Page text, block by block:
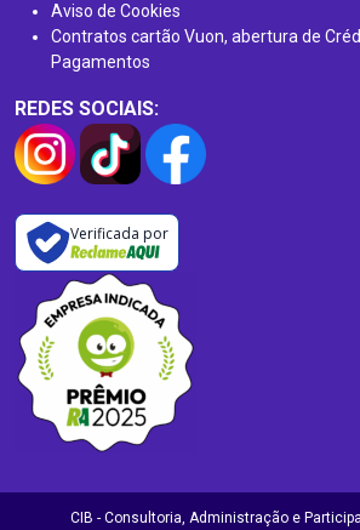
Aviso de Cookies
Contratos cartão Vuon, abertura de
Pagamentos
REDES SOCIAIS:
Verificada por
CIB - Consultoria, Administração e